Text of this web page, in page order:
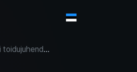
Valheimi toidujuhend: parim toit, retseptid ja buffid bioomide kaupa